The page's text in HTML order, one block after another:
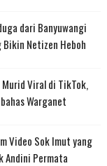
dari Banyuwangi
Netizen Heboh
Viral di TikTok,
Warganet
Video Sok Imut yang
Andini Permata